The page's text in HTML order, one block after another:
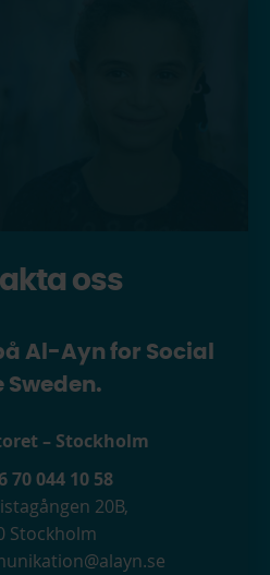
oss
Al-Ayn for Social
Sweden.
– Stockholm
70 044 10 58
20B,
Stockholm